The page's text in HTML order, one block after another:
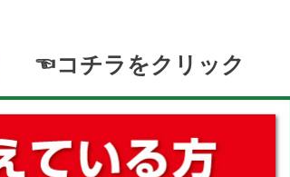
☜コチラをクリック